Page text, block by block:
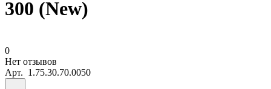
300 (New)
0
Нет отзывов
Арт. 1.75.30.70.0050